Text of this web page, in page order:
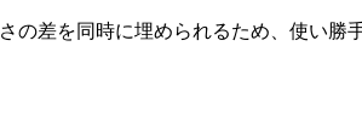
の差を同時に埋められるため、使い勝